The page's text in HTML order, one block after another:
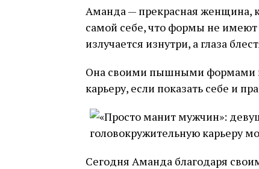
Аманда — прекрасная женщина,
самой себе, что формы не имеют
излучается изнутри, а глаза
Она своими пышными формами
карьеру, если показать себе и
Сегодня Аманда благодаря